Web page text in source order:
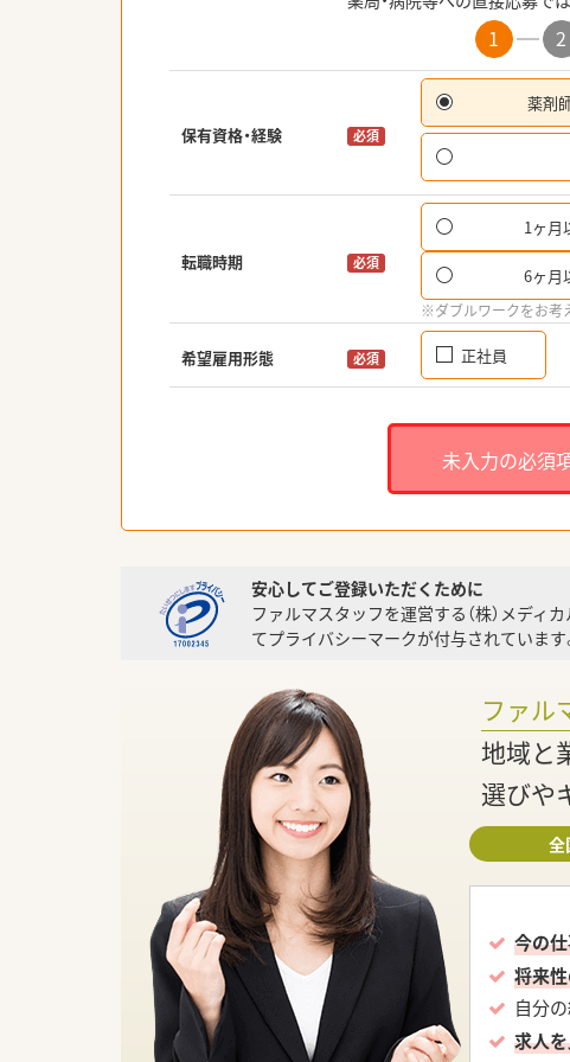
1 2
保有資格・経験 必須
薬剤
転職時期 必須
1ヶ月
6ヶ月
※ダブルワークをお考
希望雇用形態 必須 正社員
未入力の必須
安心してご登録いただくために
ファルマスタッフを運営する（株）メディ
てプライバシーマークが付与されています
ファル
地域と
選びや
全
今の
将来
自分
求人